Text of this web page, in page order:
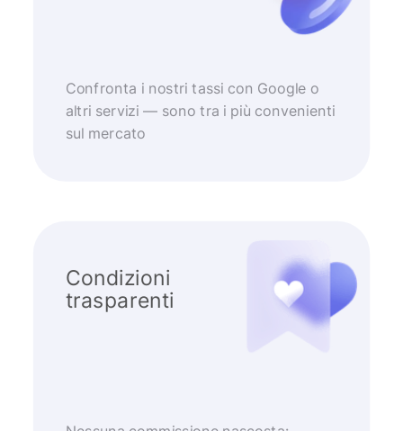
Confronta i nostri tassi con Google o
altri servizi — sono tra i più convenienti
sul mercato
Condizioni
trasparenti